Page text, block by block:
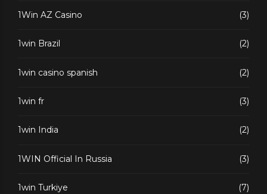
1Win AZ Casino (3)
1win Brazil (2)
1win casino spanish (2)
1win fr (3)
1win India (2)
1WIN Official In Russia (3)
1win Turkiye (7)